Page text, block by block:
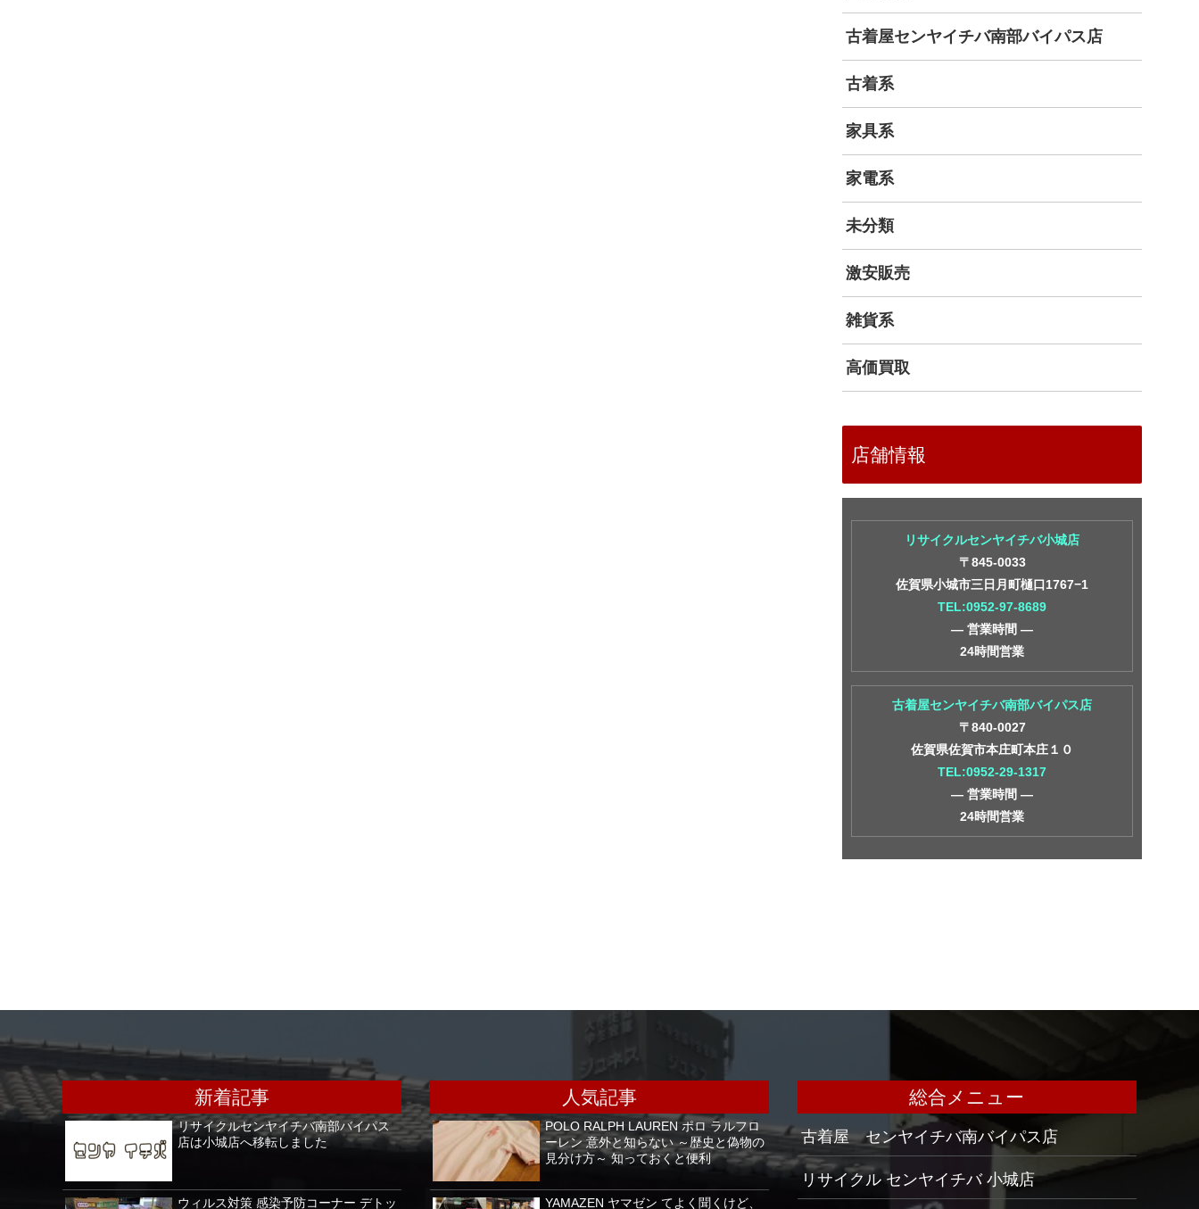
古着屋センヤイチバ南部バイパス店
古着系
家具系
家電系
未分類
激安販売
雑貨系
高価買取
店舗情報
リサイクルセンヤイチバ小城店
〒845-0033
佐賀県小城市三日月町樋口1767−1
TEL:0952-97-8689
― 営業時間 ―
24時間営業
古着屋センヤイチバ南部バイパス店
〒840-0027
佐賀県佐賀市本庄町本庄１０
TEL:0952-29-1317
― 営業時間 ―
24時間営業
新着記事
リサイクルセンヤイチバ南部バイパス
店は小城店へ移転しました
ウィルス対策 感染予防コーナー デトッ
人気記事
POLO RALPH LAUREN ポロ ラルフロ
ーレン 意外と知らない ～歴史と偽物の
見分け方～ 知っておくと便利
YAMAZEN ヤマゼン てよく聞くけど、
総合メニュー
古着屋 センヤイチバ南バイパス店
リサイクル センヤイチバ 小城店